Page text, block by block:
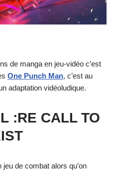
de manga en jeu-vidéo c’est
One Punch Man, c’est au
adaptation vidéoludique.
:RE CALL TO
de combat alors qu’on